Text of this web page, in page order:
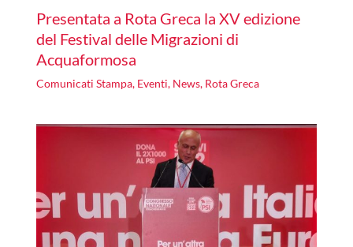
Presentata a Rota Greca la XV edizione
del Festival delle Migrazioni di
Acquaformosa
Comunicati Stampa, Eventi, News, Rota Greca